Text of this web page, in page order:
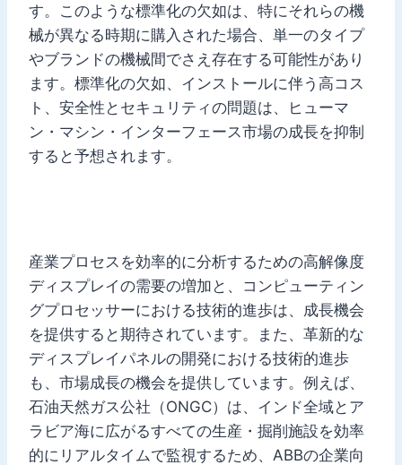
す。このような標準化の欠如は、特にそれらの機
械が異なる時期に購入された場合、単一のタイプ
やブランドの機械間でさえ存在する可能性があり
ます。標準化の欠如、インストールに伴う高コス
ト、安全性とセキュリティの問題は、ヒューマ
ン・マシン・インターフェース市場の成長を抑制
すると予想されます。
産業プロセスを効率的に分析するための高解像度
ディスプレイの需要の増加と、コンピューティン
グプロセッサーにおける技術的進歩は、成長機会
を提供すると期待されています。また、革新的な
ディスプレイパネルの開発における技術的進歩
も、市場成長の機会を提供しています。例えば、
石油天然ガス公社（ONGC）は、インド全域とア
ラビア海に広がるすべての生産・掘削施設を効率
的にリアルタイムで監視するため、ABBの企業向